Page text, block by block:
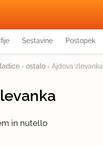
Sestavine Postopek
› ostalo › Ajdova zlevanka
in nutello